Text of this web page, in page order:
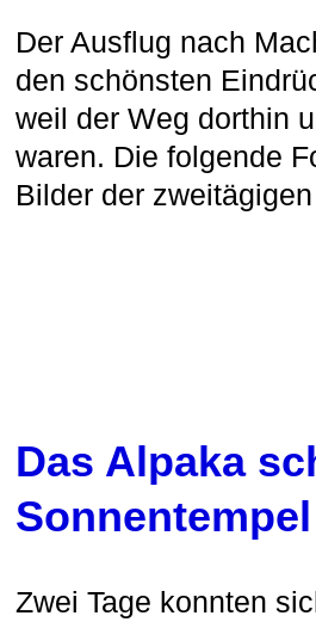
Der Ausflug nach
den schönsten
weil der Weg dorthin
waren. Die folgende
Bilder der
Das Alpaka
Sonnentempel
Zwei Tage konnten